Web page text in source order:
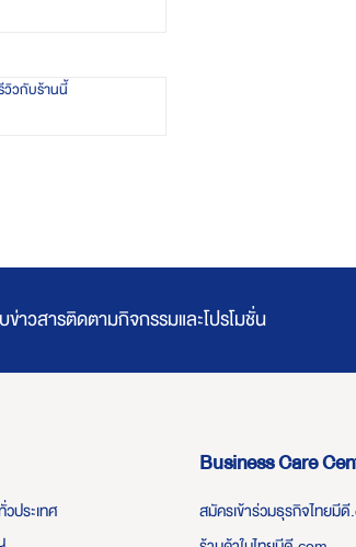
วิวกับร้านนี้
ข่าวสารติดตามกิจกรรมและโปรโมชั่น
ประเทศ
Business Care
สมัครเข้าร่วมธุรกิจไทยมี